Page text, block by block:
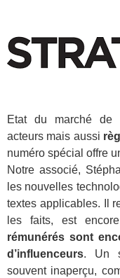
Etat du marché de
acteurs mais aussi
numéro spécial offre
Notre associé,
les nouvelles
textes applicables. Il
les faits, est
rémunérés sont
d’influenceurs. Un
souvent inaperçu,